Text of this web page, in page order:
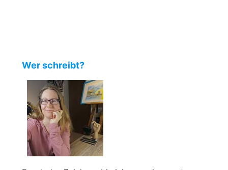
Wer schreibt?